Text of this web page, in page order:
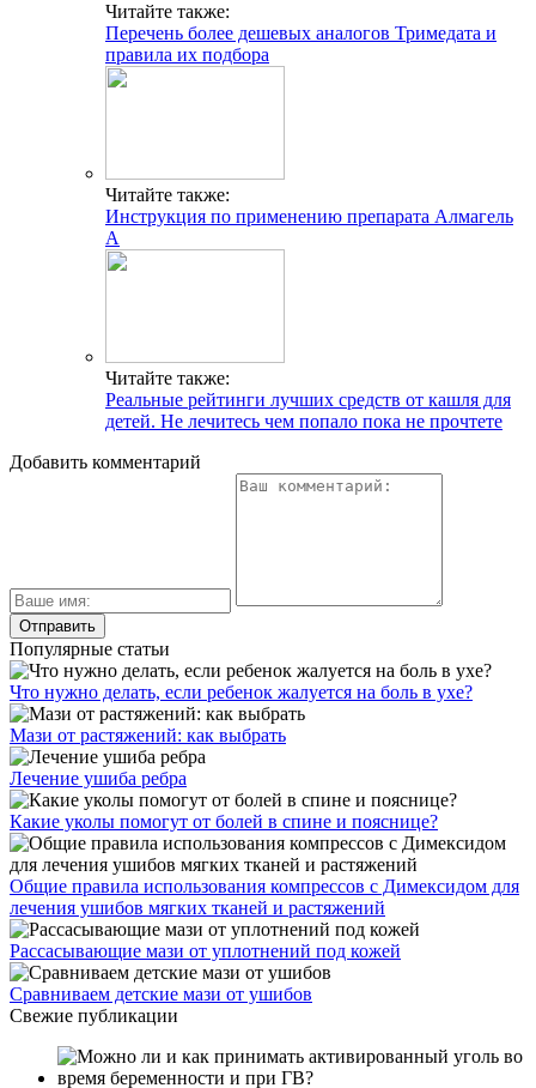
Читайте также:
Перечень более дешевых аналогов Тримедата и
правила их подбора
Читайте также:
Инструкция по применению препарата Алмагель
А
Читайте также:
Реальные рейтинги лучших средств от кашля для
детей. Не лечитесь чем попало пока не прочтете
Добавить комментарий
Популярные статьи
Что нужно делать, если ребенок жалуется на боль в ухе?
Мази от растяжений: как выбрать
Лечение ушиба ребра
Какие уколы помогут от болей в спине и пояснице?
Общие правила использования компрессов с Димексидом для
лечения ушибов мягких тканей и растяжений
Рассасывающие мази от уплотнений под кожей
Сравниваем детские мази от ушибов
Свежие публикации